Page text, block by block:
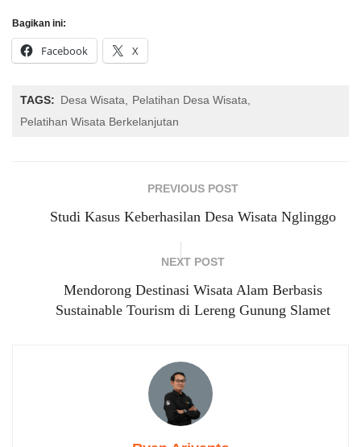
Bagikan ini:
Facebook X
TAGS: Desa Wisata
Pelatihan Desa Wisata
Pelatihan Wisata Berkelanjutan
PREVIOUS POST
Studi Kasus Keberhasilan Desa Wisata Nglinggo
NEXT POST
Mendorong Destinasi Wisata Alam Berbasis
Sustainable Tourism di Lereng Gunung Slamet